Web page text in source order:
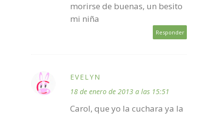
morirse de buenas, un besito
mi niña
Responder
EVELYN
18 de enero de 2013 a las 15:51
Carol, que yo la cuchara ya la